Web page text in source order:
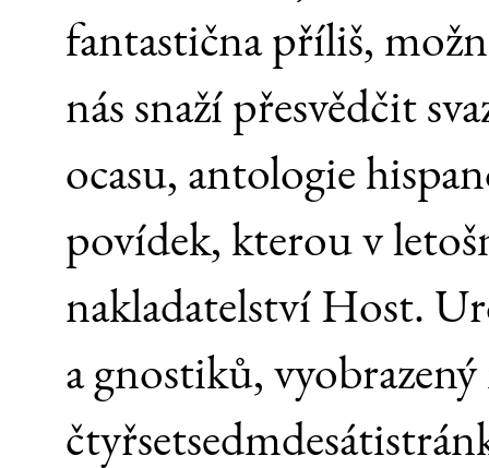
fantastična příliš,
nás snaží přesvědčit
ocasu, antologie
povídek, kterou v
nakladatelství Host.
a gnostiků, vyobrazený